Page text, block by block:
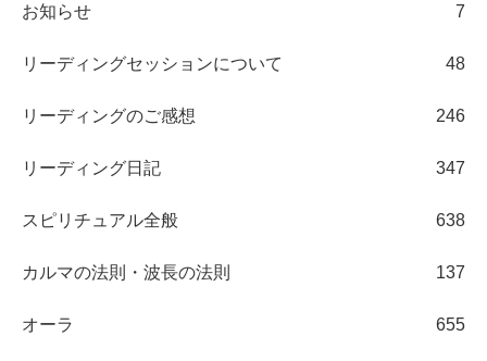
お知らせ 7
リーディングセッションについて 48
リーディングのご感想 246
リーディング日記 347
スピリチュアル全般 638
カルマの法則・波長の法則 137
オーラ 655